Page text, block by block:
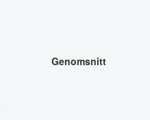
Genomsnitt